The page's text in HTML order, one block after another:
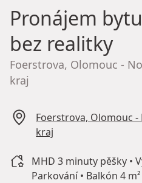
Pronájem bytu
bez realitky
Foerstrova, Olomouc -
kraj
Foerstrova, Olomouc
kraj
MHD 3 minuty pěšky •
Parkování • Balkón 4 m²